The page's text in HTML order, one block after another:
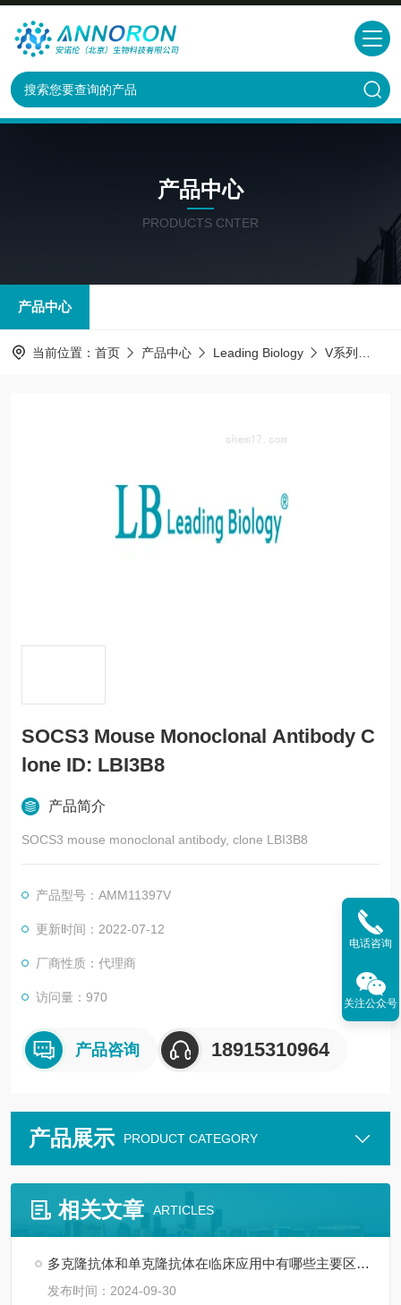
产品中心
PRODUCTS CNTER
产品中心
当前位置： 首页 产品中心 Leading Biology V系列
SOCS3 Mouse Monoclonal Antibody C
lone ID: LBI3B8
产品简介
SOCS3 mouse monoclonal antibody, clone LBI3B8
产品型号：AMM11397V
更新时间：2022-07-12
厂商性质：代理商
访问量：970
产品咨询 18915310964
产品展示 PRODUCT CATEGORY
相关文章 ARTICLES
多克隆抗体和单克隆抗体在临床应用中有哪些主要区别？
发布时间：2024-09-30
电话咨询
关注公众号